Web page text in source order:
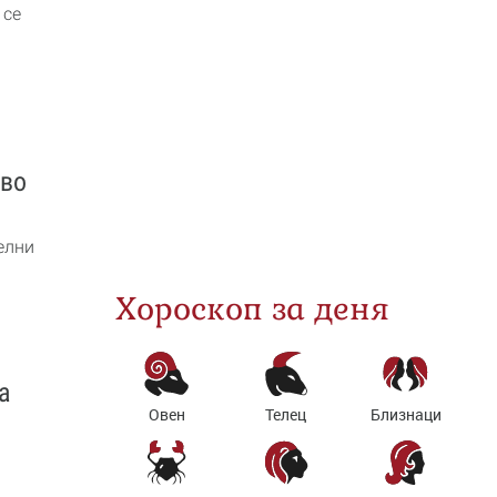
Хороскоп за деня
Овен Телец Близнаци